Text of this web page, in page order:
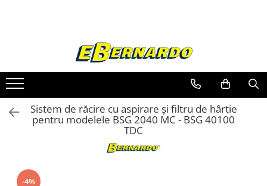
Prelucrare metal
Fierastraie pentru metal
Ferastraie mobile pentru metal
Fierastraie prelucrare metal
Ferastraie orizontale pentru metal
Ferastraie circulare pentru metal
panglica
Sistem de răcire cu aspirare și filtru de hârtie
pentru modelele BSG 2040 MC - BSG 40100
TDC
-4%